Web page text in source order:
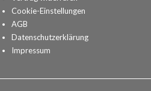
Cookie-Einstellungen
AGB
Datenschutzerklärung
Impressum